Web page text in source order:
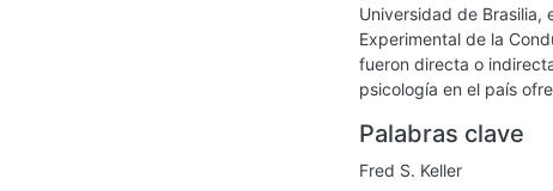
Universidad de Brasilia,
Experimental de la
fueron directa o
psicología en el país
Palabras clave
Fred S. Keller